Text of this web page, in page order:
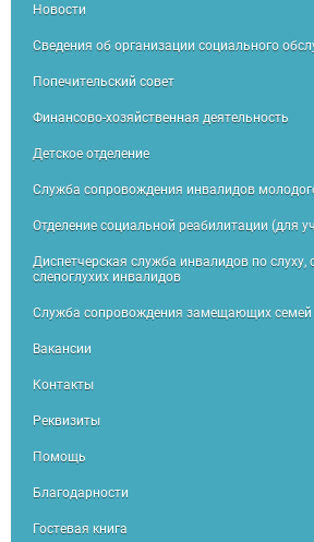
Новости
Сведения об организации социального
Попечительский совет
Финансово-хозяйственная деятельность
Детское отделение
Служба сопровождения инвалидов
Отделение социальной реабилитации (для
Диспетчерская служба инвалидов по
слепоглухих инвалидов
Служба сопровождения замещающих семей
Вакансии
Контакты
Реквизиты
Помощь
Благодарности
Гостевая книга